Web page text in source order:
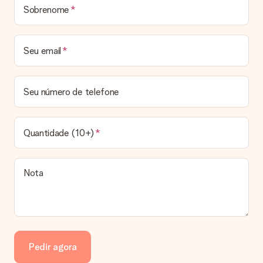
Prazo de entrega, opções de entrega e portes
de envio
Posso escolher uma data específica para entrega?
Infelizmente, não é possível escolher uma data específica
para entrega. Assim que concluirmos o seu pedido, uma
confirmação com as datas estimadas de entrega ser-lhe-á
enviada por email. Assim que o seu pedido for expedido, a
transportadora ficará encarregada de entregar o mesmo.
Qual é o prazo de entrega e quando recebo o meu
presente?
Todos os prazos de entrega podem ser encontrados na
página do produto em questão. Vale lembrar que estas datas
Quais opções de entrega posso escolher?
Infelizmente, ainda não é possível escolher uma opção de
entrega. Todos os pedidos são enviados numa caixa ou num
envelope de cartão. Gostaria de saber em qual opção o seu
Sobrenome
Seu email
Seu número de telefone
Quantidade (10+)
Nota
Pedir agora